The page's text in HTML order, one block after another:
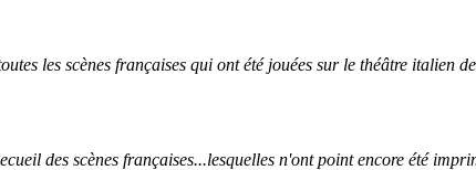
les scènes françaises qui ont été jouées sur le théâtre italien
des scènes françaises...lesquelles n'ont point encore été